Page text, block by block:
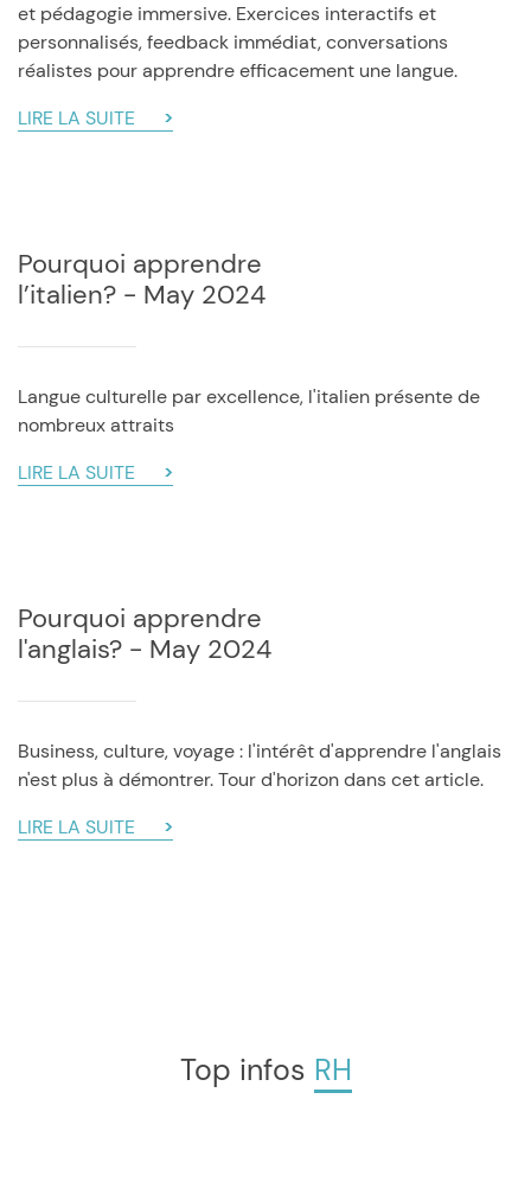
et pédagogie immersive. Exercices interactifs et
personnalisés, feedback immédiat, conversations
réalistes pour apprendre efficacement une langue.
LIRE LA SUITE
Pourquoi apprendre
l’italien? - May 2024
Langue culturelle par excellence, l'italien présente de
nombreux attraits
LIRE LA SUITE
Pourquoi apprendre
l'anglais? - May 2024
Business, culture, voyage : l'intérêt d'apprendre l'anglais
n'est plus à démontrer. Tour d'horizon dans cet article.
LIRE LA SUITE
Top infos RH